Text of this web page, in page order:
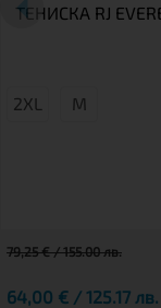
ТЕНИСКА RJ
2XL М
79,25 € / 155.00 лв.
64,00 € / 125.17 лв.